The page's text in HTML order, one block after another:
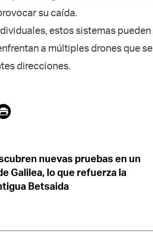
su caída.
estos sistemas pueden
a múltiples drones que se
direcciones.
Print
nuevas pruebas en un
Galilea, lo que refuerza la
Betsaida